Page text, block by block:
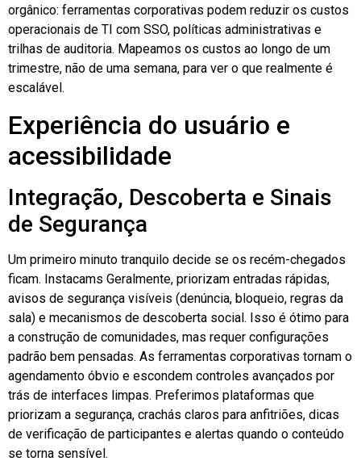
orgânico: ferramentas corporativas podem reduzir os custos
operacionais de TI com SSO, políticas administrativas e
trilhas de auditoria. Mapeamos os custos ao longo de um
trimestre, não de uma semana, para ver o que realmente é
escalável.
Experiência do usuário e
acessibilidade
Integração, Descoberta e Sinais
de Segurança
Um primeiro minuto tranquilo decide se os recém-chegados
ficam. Instacams Geralmente, priorizam entradas rápidas,
avisos de segurança visíveis (denúncia, bloqueio, regras da
sala) e mecanismos de descoberta social. Isso é ótimo para
a construção de comunidades, mas requer configurações
padrão bem pensadas. As ferramentas corporativas tornam o
agendamento óbvio e escondem controles avançados por
trás de interfaces limpas. Preferimos plataformas que
priorizam a segurança, crachás claros para anfitriões, dicas
de verificação de participantes e alertas quando o conteúdo
se torna sensível.